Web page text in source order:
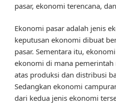
pasar, ekonomi terencana,
Ekonomi pasar adalah jenis
keputusan ekonomi dibuat
pasar. Sementara itu,
ekonomi di mana
atas produksi dan distribusi
Sedangkan ekonomi
dari kedua jenis ekonomi